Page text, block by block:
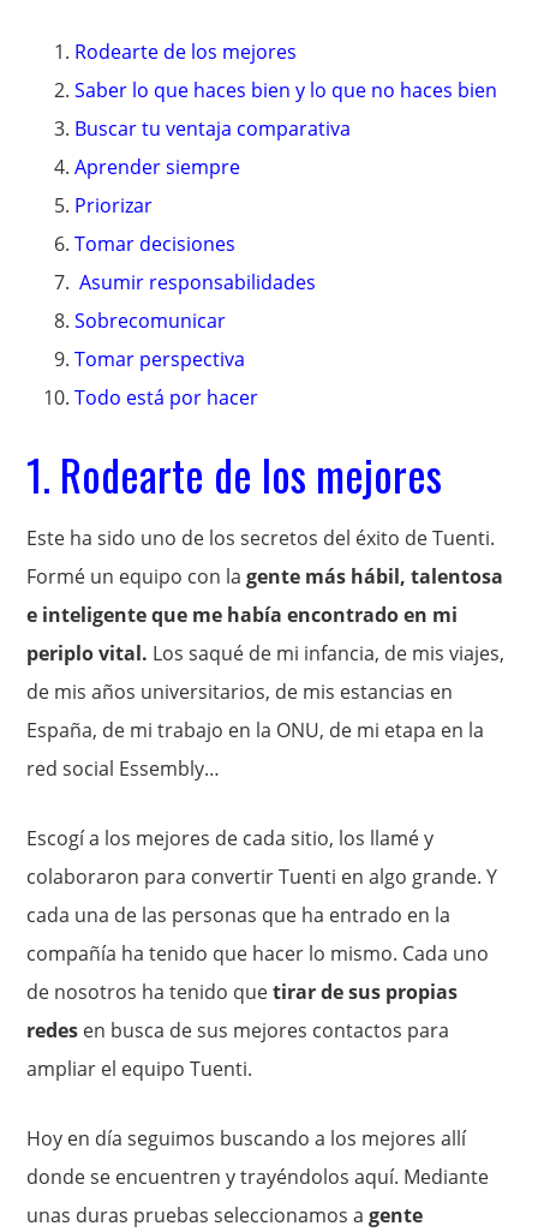
Rodearte de los mejores
Saber lo que haces bien y lo que no haces bien
Buscar tu ventaja comparativa
Aprender siempre
Priorizar
Tomar decisiones
Asumir responsabilidades
Sobrecomunicar
Tomar perspectiva
Todo está por hacer
1. Rodearte de los mejores
Este ha sido uno de los secretos del éxito de Tuenti.
Formé un equipo con lagente más hábil, talentosa
e inteligente que me había encontrado en mi
periplo vital. Los saqué de mi infancia, de mis viajes,
de mis años universitarios, de mis estancias en
España, de mi trabajo en la ONU, de mi etapa en la
red social Essembly…
Escogí a los mejores de cada sitio, los llamé y
colaboraron para convertir Tuenti en algo grande. Y
cada una de las personas que ha entrado en la
compañía ha tenido que hacer lo mismo. Cada uno
de nosotros ha tenido quetirar de sus propias
redes en busca de sus mejores contactos para
ampliar el equipo Tuenti.
Hoy en día seguimos buscando a los mejores allí
donde se encuentren y trayéndolos aquí. Mediante
unas duras pruebas seleccionamos agente